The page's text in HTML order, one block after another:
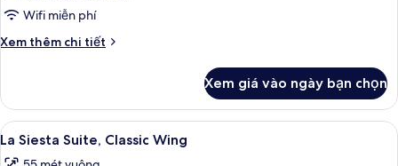
Balcony,
Wing
Wifi miễn phí
Xem thêm chi tiết
Chi
Deluxe
Family
Balcony,
Xem giá vào ngày bạn chọn
Xem
tất
La Siesta Suite, Classic Wing | Bộ
7
La Siesta Suite, Classic Wing